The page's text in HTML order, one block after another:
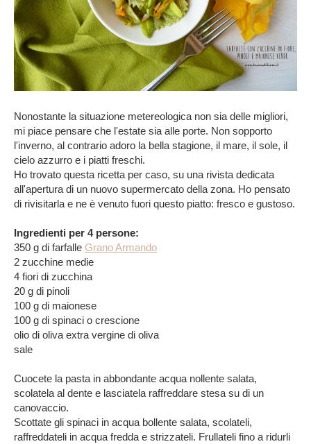
Nonostante la situazione metereologica non sia delle migliori,
mi piace pensare che l'estate sia alle porte. Non sopporto
l'inverno, al contrario adoro la bella stagione, il mare, il sole, il
cielo azzurro e i piatti freschi.
Ho trovato questa ricetta per caso, su una rivista dedicata
all'apertura di un nuovo supermercato della zona. Ho pensato
di rivisitarla e ne è venuto fuori questo piatto: fresco e gustoso.
Ingredienti per 4 persone:
350 g di farfalle Grano Armando
2 zucchine medie
4 fiori di zucchina
20 g di pinoli
100 g di maionese
100 g di spinaci o crescione
olio di oliva extra vergine di oliva
sale
Cuocete la pasta in abbondante acqua nollente salata,
scolatela al dente e lasciatela raffreddare stesa su di un
canovaccio.
Scottate gli spinaci in acqua bollente salata, scolateli,
raffreddateli in acqua fredda e strizzateli. Frullateli fino a ridurli